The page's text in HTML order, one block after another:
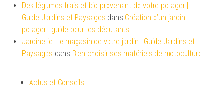
Des légumes frais et bio provenant de votre potager |
Guide Jardins et Paysages dans Création d’un jardin
potager : guide pour les débutants
Jardinerie : le magasin de votre jardin | Guide Jardins et
Paysages dans Bien choisir ses matériels de motoculture
Actus et Conseils